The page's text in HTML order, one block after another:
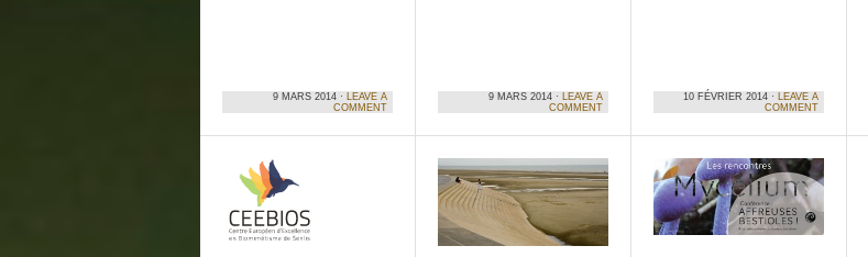
9 MARS 2014 · LEAVE A
COMMENT
9 MARS 2014 · LEAVE A
COMMENT
10 FÉVRIER 2014 · LEAVE A
COMMENT